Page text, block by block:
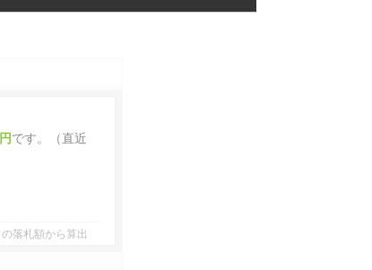
です。（直近
落札額から算出